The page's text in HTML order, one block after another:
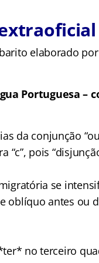
elaborado
Portuguesa –
da conjunção
“c”, pois
se
oblíquo antes ou
no terceiro